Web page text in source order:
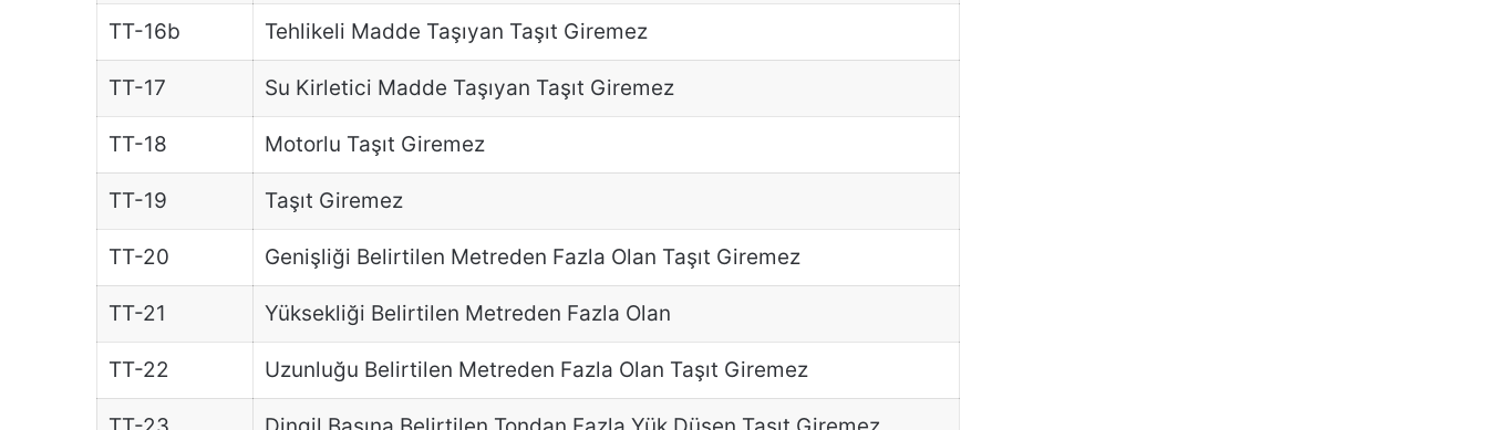
TT-16b Tehlikeli Madde Taşıyan Taşıt Giremez
TT-17 Su Kirletici Madde Taşıyan Taşıt Giremez
TT-18 Motorlu Taşıt Giremez
TT-19 Taşıt Giremez
TT-20 Genişliği Belirtilen Metreden Fazla Olan Taşıt Giremez
TT-21 Yüksekliği Belirtilen Metreden Fazla Olan
TT-22 Uzunluğu Belirtilen Metreden Fazla Olan Taşıt Giremez